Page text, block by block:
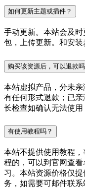
如何更新主题或插件？
手动更新。本站会及
包，上传更新。和安装
购买该资源后，可以退款吗
本站虚拟产品，分未
有任何形式退款；已
长检查如确认无法使用
有使用教程吗？
本站不提供使用教程
程的，可以到官网查看
习。本站资源价格仅
务，如需要可邮件联系